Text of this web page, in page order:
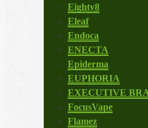
Eighty8
Eleaf
Endoca
ENECTA
Epiderma
EUPHORIA
EXECUTIVE
FocusVape
Flamez